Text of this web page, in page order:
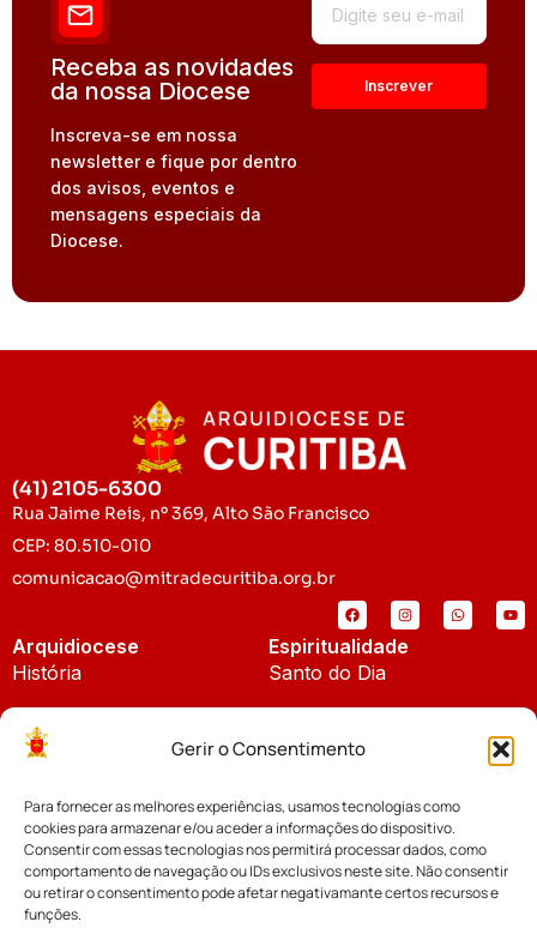
Gerir o Consentimento
Para fornecer as melhores experiências, usamos tecnologias como
cookies para armazenar e/ou aceder a informações do dispositivo.
Consentir com essas tecnologias nos permitirá processar dados, como
comportamento de navegação ou IDs exclusivos neste site. Não consentir
ou retirar o consentimento pode afetar negativamante certos recursos e
funções.
Receba as novidades
da nossa Diocese
Inscreva-se em nossa
newsletter e fique por dentro
dos avisos, eventos e
mensagens especiais da
Diocese.
(41) 2105-6300
Rua Jaime Reis, nº 369, Alto São Francisco
CEP: 80.510-010
comunicacao@mitradecuritiba.org.br
Arquidiocese
História
Padroeira
Espiritualidade
Santo do Dia
Notícias
Notícias da Arquidiocese
Notícias Cáritas
Cúria Diocesana
Fundo Diocesano